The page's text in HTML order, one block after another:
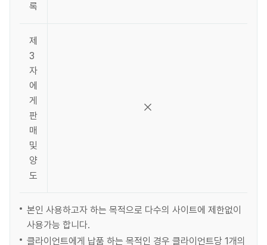
록
제
3
자
에
게
판
매
및
양
도
본인 사용하고자 하는 목적으로 다수의 사이트에 제한없이
사용가능 합니다.
클라이언트에게 납품 하는 목적인 경우 클라이언트당 1개의